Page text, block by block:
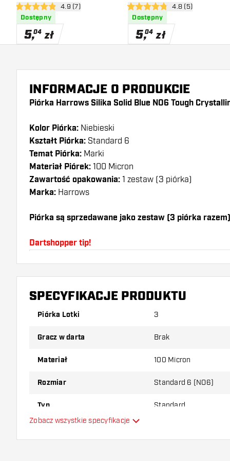
Coated
otwórz panel recenzji
4.9 gwiazdki oceny
4.9 (7)
Dostępny
5,04 zł
Crystalline Coated
otwórz panel
4.8 gwiazdki oceny
4.8 (5)
Dostępny
5,04 zł
INFORMACJE O PRODUKCIE
Piórka Harrows Silika Solid Blue NO6 Tough
Kolor Piórka: Niebieski
Kształt Piórka: Standard 6
Temat Piórka: Marki
Materiał Piórek: 100 Micron
Zawartość opakowania: 1 zestaw (3 piórka)
Marka: Harrows
Piórka są sprzedawane jako zestaw (3 piórka razem)
Dartshopper tip!
Upewnij się, że masz pod ręką dużo piórek i
uszkodzone lub złamane w wyniku użytkowania.
który wariant najbardziej Ci odpowiada!
SPECYFIKACJE PRODUKTU
Piórka Lotki 3
Gracz w darta Brak
Materiał 100 Micron
Rozmiar Standard 6 (NO6)
Typ Standard
Zobacz wszystkie specyfikacje